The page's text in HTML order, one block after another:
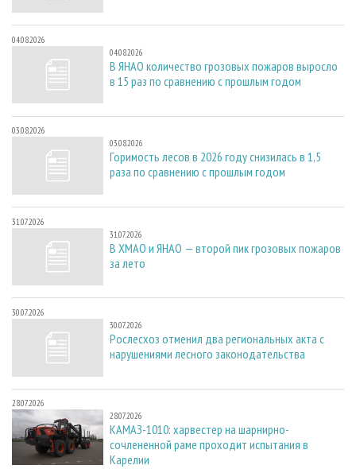
04.08.2026
04.08.2026
В ЯНАО количество грозовых пожаров выросло
в 15 раз по сравнению с прошлым годом
03.08.2026
03.08.2026
Горимость лесов в 2026 году снизилась в 1,5
раза по сравнению с прошлым годом
31.07.2026
31.07.2026
В ХМАО и ЯНАО — второй пик грозовых пожаров
за лето
30.07.2026
30.07.2026
Рослесхоз отменил два региональных акта с
нарушениями лесного законодательства
28.07.2026
28.07.2026
КАМАЗ-1010: харвестер на шарнирно-
сочлененной раме проходит испытания в
Карелии